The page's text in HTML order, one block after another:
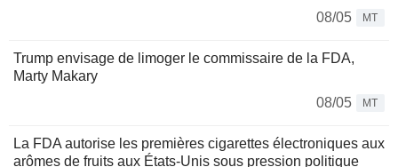
08/05
MT
Trump envisage de limoger le commissaire de la FDA,
Marty Makary
08/05
MT
La FDA autorise les premières cigarettes électroniques aux
arômes de fruits aux États-Unis sous pression politique